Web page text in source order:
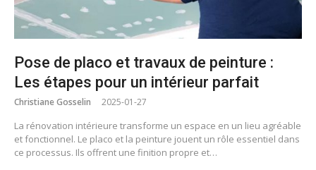
Pose de placo et travaux de peinture :
Les étapes pour un intérieur parfait
Christiane Gosselin 2025-01-27
La rénovation intérieure transforme un espace en un lieu agréable
et fonctionnel. Le placo et la peinture jouent un rôle essentiel dans
ce processus. Ils offrent une finition propre et…